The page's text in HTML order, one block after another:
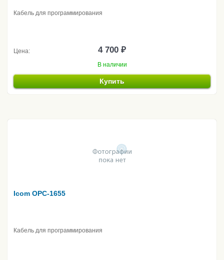
Кабель для программирования
Цена: 4 700 ₽
В наличии
Купить
Icom OPC-1655
Кабель для программирования